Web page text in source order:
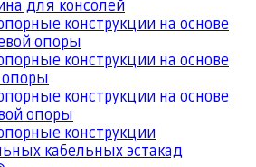
для консолей
конструкции на основе
опоры
конструкции на основе
опоры
конструкции на основе
опоры
конструкции
кабельных эстакад